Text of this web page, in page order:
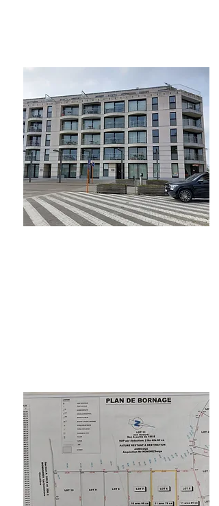
34000€ dubbele
garage
De Haan Ondergrondse
garage
20000€
Zeebrugge Ondergrondse
garage